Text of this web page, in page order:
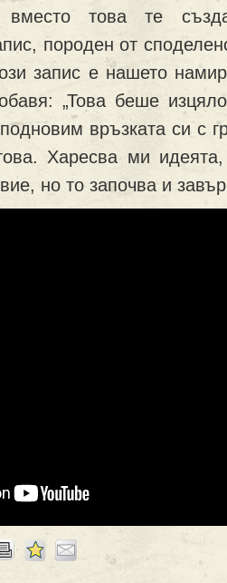
това те
породен от
запис е нашето
„Това беше
връзката си с
Харесва ми
но то започва и